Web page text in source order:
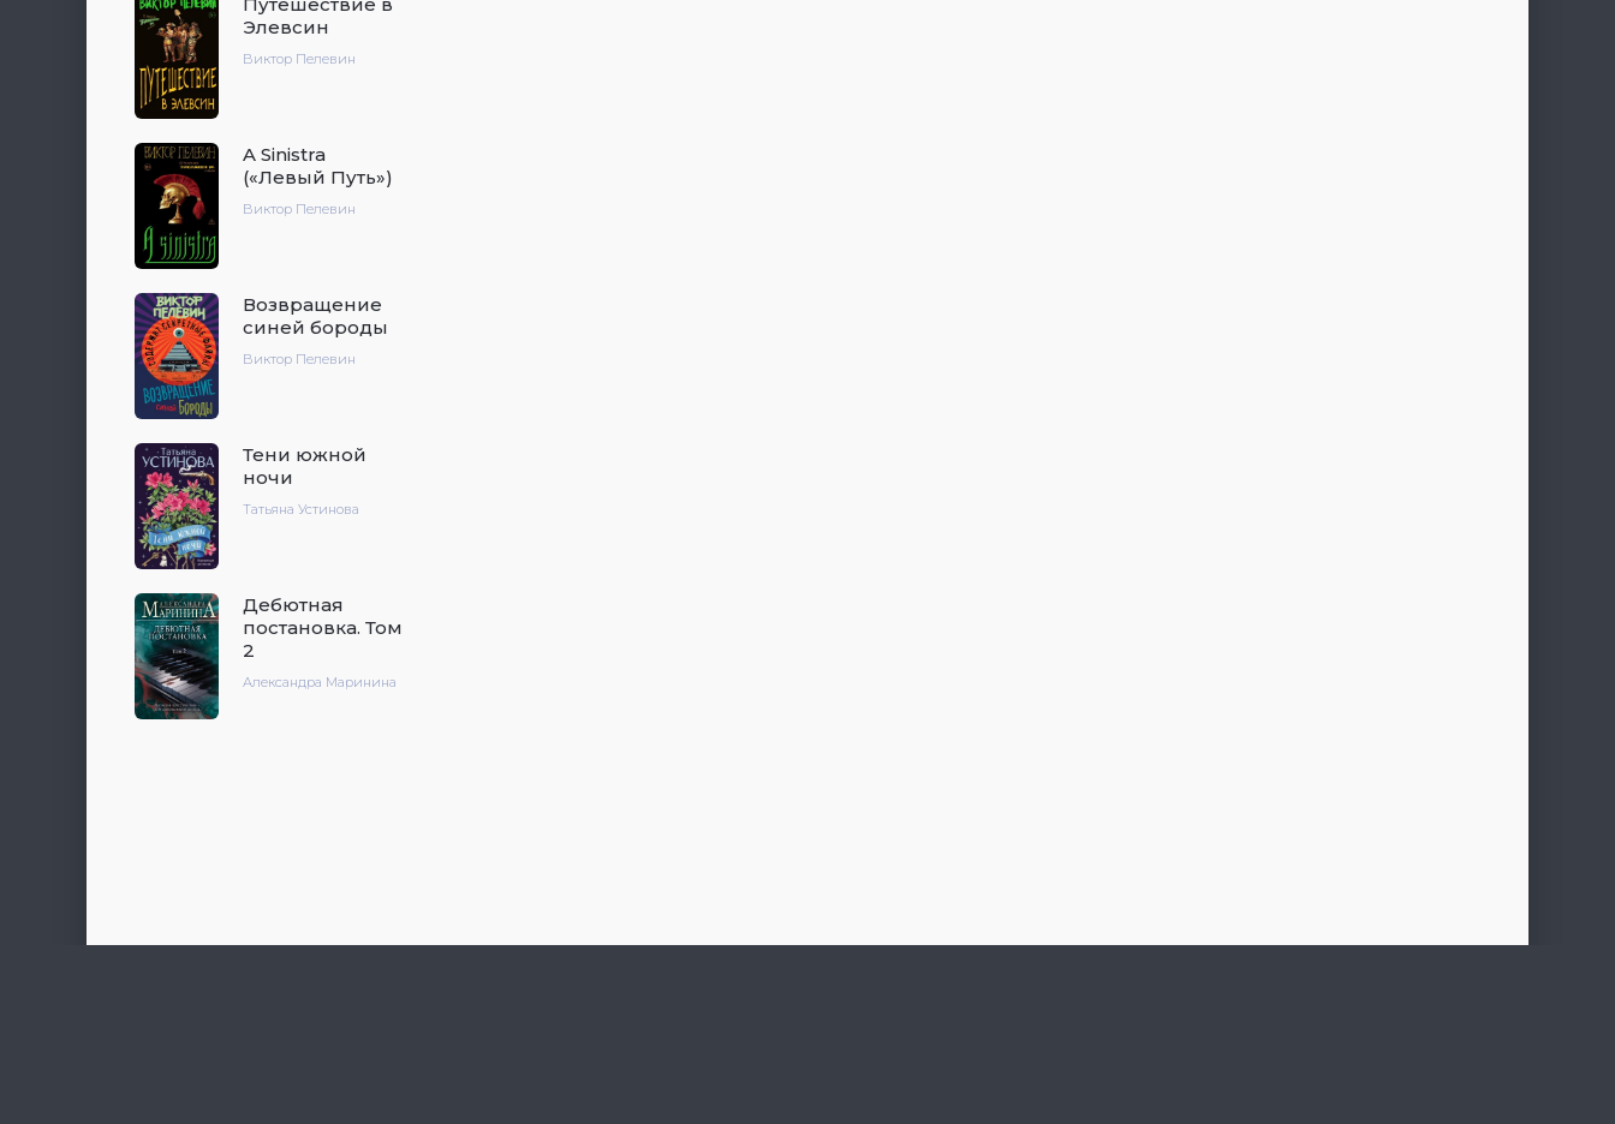
Элевсин
Виктор Пелевин
A Sinistra
(«Левый Путь»)
Виктор Пелевин
Возвращение
синей бороды
Виктор Пелевин
Тени южной
ночи
Татьяна Устинова
Дебютная
постановка. Том
2
Александра Маринина